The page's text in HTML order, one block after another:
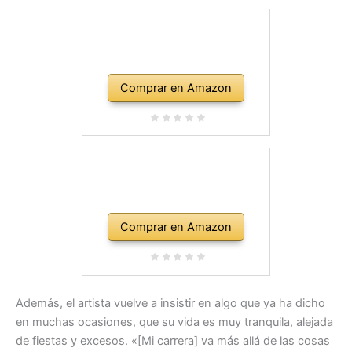
Comprar en Amazon
Comprar en Amazon
Además, el artista vuelve a insistir en algo que ya ha dicho
en muchas ocasiones, que su vida es muy tranquila, alejada
de fiestas y excesos. «[Mi carrera] va más allá de las cosas